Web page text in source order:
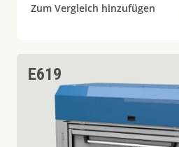
Zum Vergleich hinzufügen
E619